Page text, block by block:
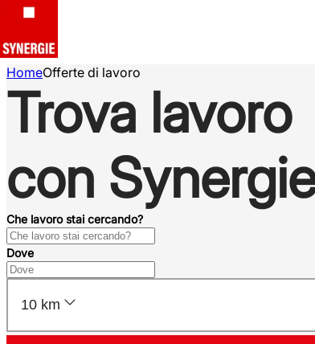
HomeOfferte di lavoro
Trova lavoro
con
Che lavoro stai cercando?
Dove
10 km